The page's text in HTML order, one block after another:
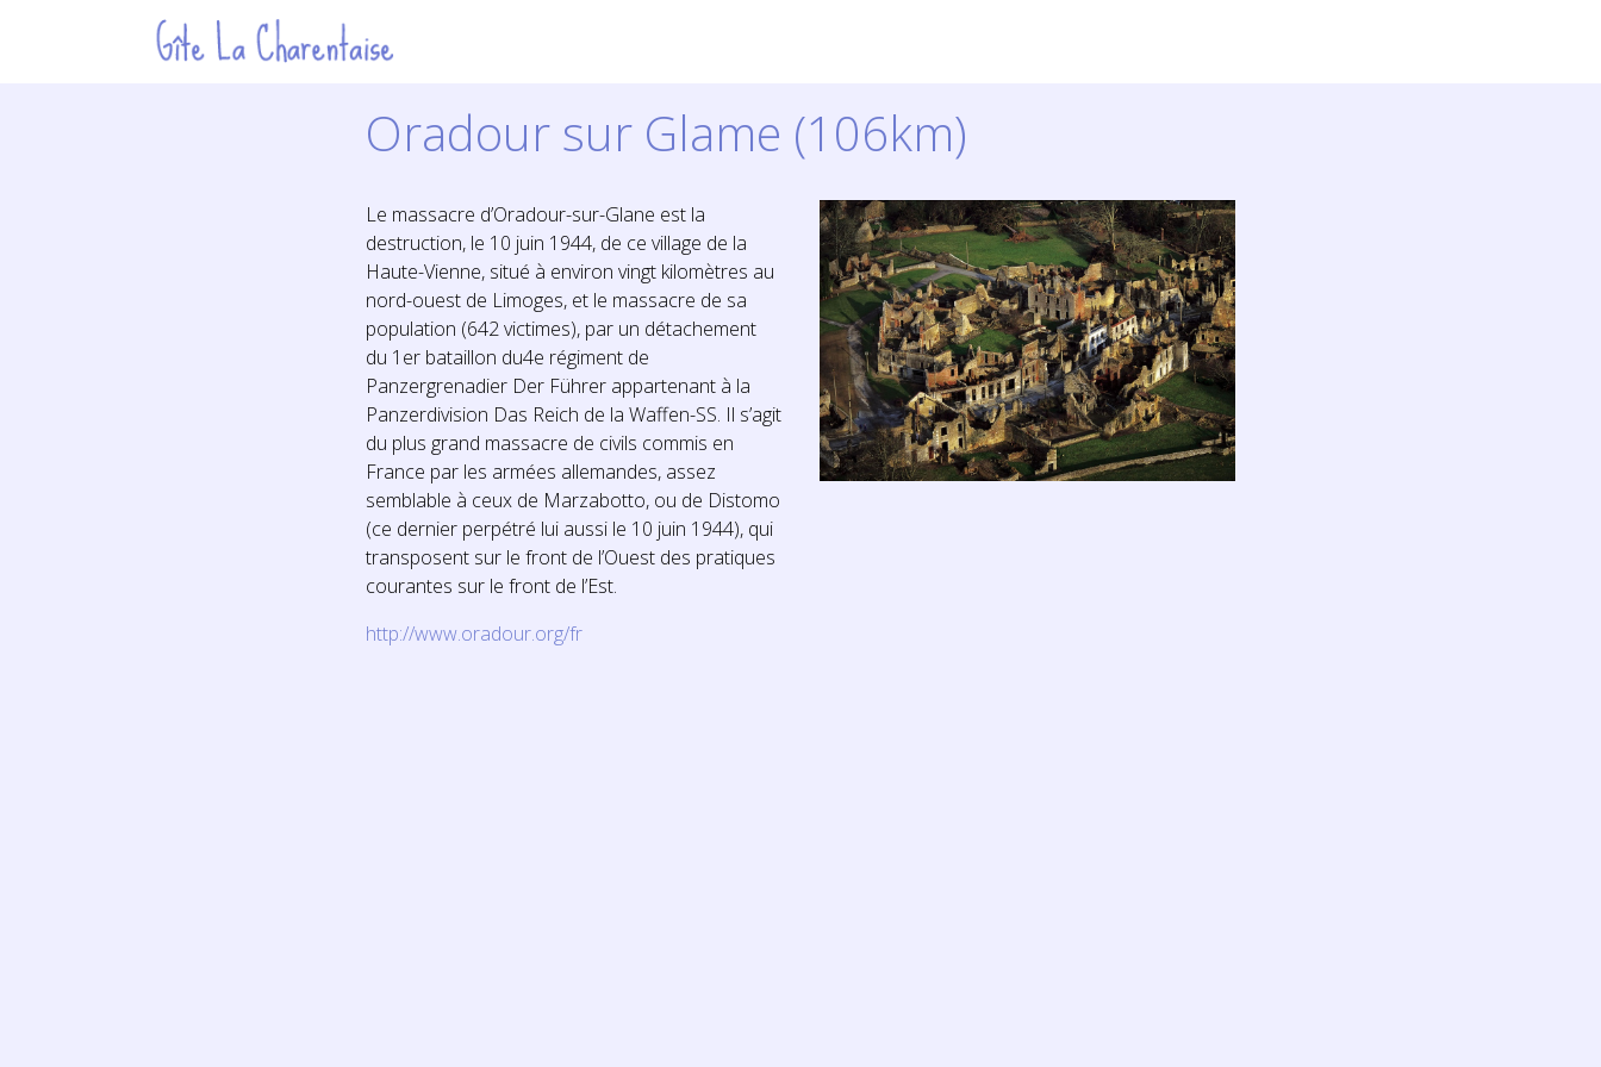
Oradour sur Glame (106km)
Le massacre d’Oradour-sur-Glane est la
destruction, le 10 juin 1944, de ce village de la
Haute-Vienne, situé à environ vingt kilomètres au
nord-ouest de Limoges, et le massacre de sa
population (642 victimes), par un détachement
du 1er bataillon du4e régiment de
Panzergrenadier Der Führer appartenant à la
Panzerdivision Das Reich de la Waffen-SS. Il s’agit
du plus grand massacre de civils commis en
France par les armées allemandes, assez
semblable à ceux de Marzabotto, ou de Distomo
(ce dernier perpétré lui aussi le 10 juin 1944), qui
transposent sur le front de l’Ouest des pratiques
courantes sur le front de l’Est.
http://www.oradour.org/fr